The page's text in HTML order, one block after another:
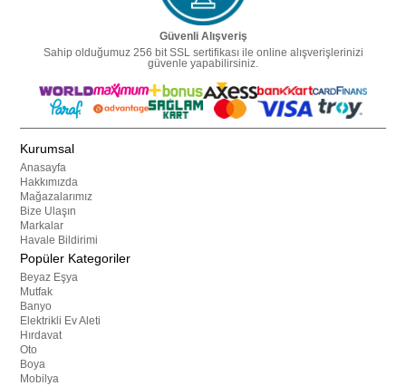
Güvenli Alışveriş
Sahip olduğumuz 256 bit SSL sertifikası ile online alışverişlerinizi
güvenle yapabilirsiniz.
Kurumsal
Anasayfa
Hakkımızda
Mağazalarımız
Bize Ulaşın
Markalar
Havale Bildirimi
Popüler Kategoriler
Beyaz Eşya
Mutfak
Banyo
Elektrikli Ev Aleti
Hırdavat
Oto
Boya
Mobilya